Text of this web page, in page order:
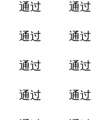
通过 通过
通过 通过
通过 通过
通过 通过